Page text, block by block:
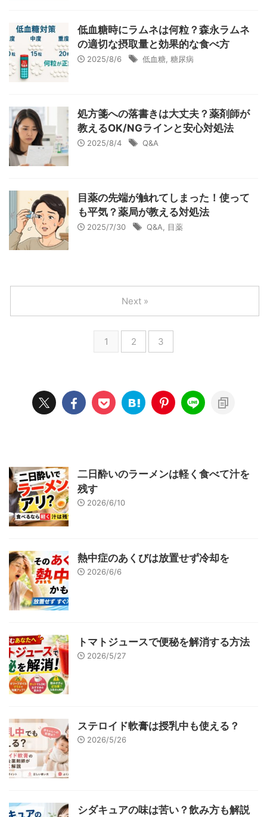
低血糖時にラムネは何粒？森永ラムネ
の適切な摂取量と効果的な食べ方
2025/8/6 低血糖 糖尿病
処方箋への落書きは大丈夫？薬剤師が
教えるOK/NGラインと安心対処法
2025/8/4 Q&A
目薬の先端が触れてしまった！使って
も平気？薬局が教える対処法
2025/7/30 Q&A 目薬
1 2 3
Next »
二日酔いのラーメンは軽く食べて汁を
残す
2026/6/10
熱中症のあくびは放置せず冷却を
2026/6/6
トマトジュースで便秘を解消する方法
2026/5/27
ステロイド軟膏は授乳中も使える？
2026/5/26
シダキュアの味は苦い？飲み方も解説